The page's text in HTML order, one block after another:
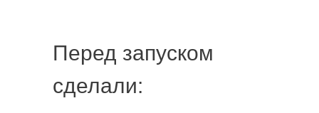
Перед запуском
сделали: